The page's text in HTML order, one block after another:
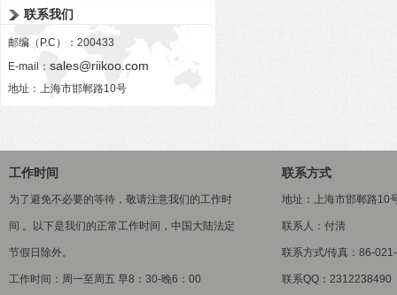
联系我们
邮编（P.C）：200433
E-mail： sales@riikoo.com
地址：上海市邯郸路10号
工作时间
为了避免不必要的等待，敬请注意我们的工作时
间 。以下是我们的正常工作时间，中国大陆法定
节假日除外。
工作时间：周一至周五 早8：30-晚6：00
联系方式
地址：上海市邯郸路10
联系人：付清
联系方式/传真：86-
联系QQ：2312238490